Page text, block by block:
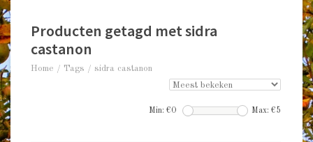
Producten getagd met sidra
castanon
Home / Tags / sidra castanon
Min: €0 Max: €5